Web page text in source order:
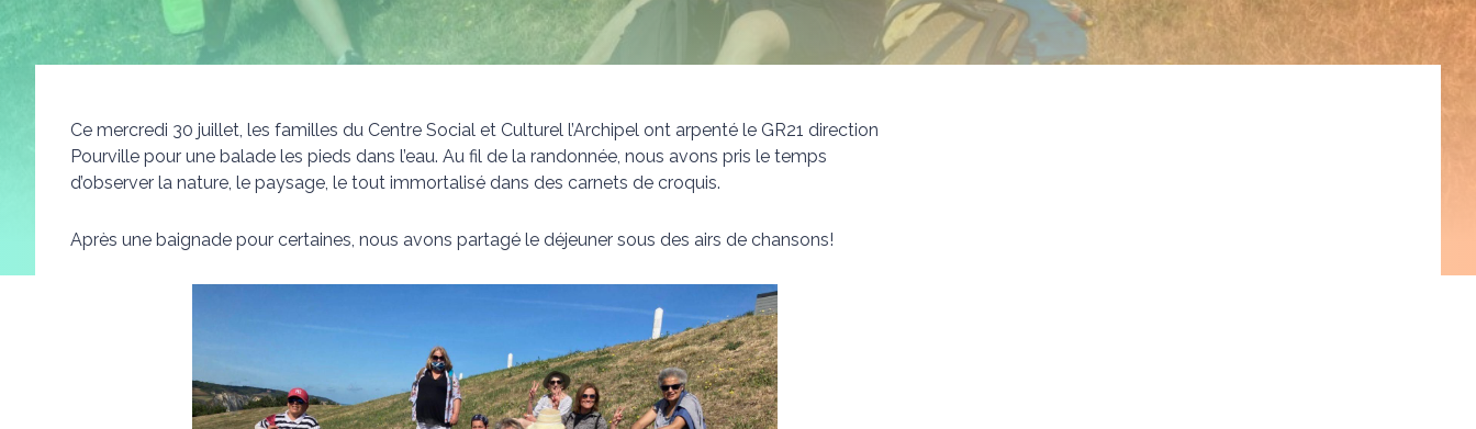
Ce mercredi 30 juillet, les familles du Centre Social et Culturel l’Archipel ont arpenté le GR21 direction
Pourville pour une balade les pieds dans l’eau. Au fil de la randonnée, nous avons pris le temps
d’observer la nature, le paysage, le tout immortalisé dans des carnets de croquis.
Après une baignade pour certaines, nous avons partagé le déjeuner sous des airs de chansons!